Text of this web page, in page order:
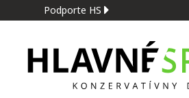
Podporte HS